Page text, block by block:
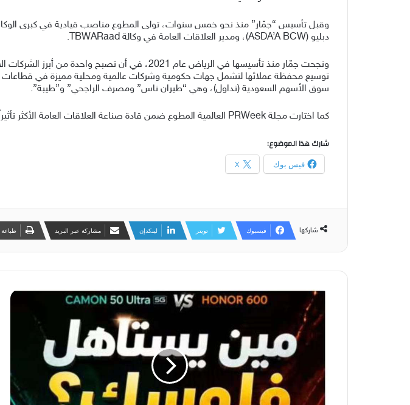
وقبل تأسيس “جمّار” منذ نحو خمس سنوات، تولى المطوع مناصب قيادية في كبرى
دبليو (ASDA’A BCW)، ومدير العلاقات العامة في وكالة TBWARaad.
ونجحت جمّار منذ تأسيسها في الرياض عام 2021، في أن
سوق الأسهم السعودية (تداول)، وهي “طيران ناس” ومصرف الراجحي” و”طيبة”.
كما اختارت مجلة PRWeek العالمية المطوع ضمن قادة صناعة العلاقات العامة الأكثر تأثيراً في الشرق الأوسط لعامين متتاليين في 2023 و2024.
شارك هذا الموضوع:
فيس بوك X
شاركها فيسبوك تويتر لينكدإن مشاركة عبر البريد طباعة